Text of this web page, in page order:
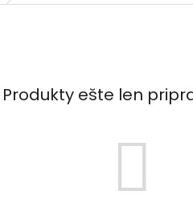
Produkty ešte len